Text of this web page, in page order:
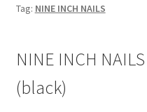
Tag: NINE INCH NAILS
NINE INCH
(black)